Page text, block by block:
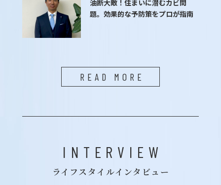
油断大敵！住まいに潜むカビ問
題。効果的な予防策をプロが指南
READ MORE
INTERVIEW
ライフスタイルインタビュー